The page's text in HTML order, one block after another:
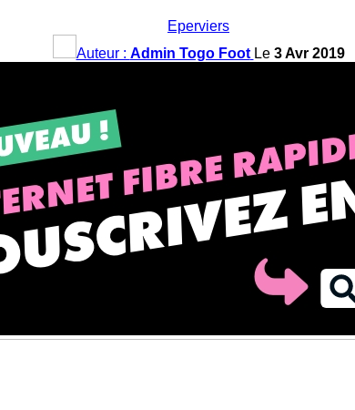
Eperviers
Auteur : Admin Togo Foot Le 3 Avr 2019